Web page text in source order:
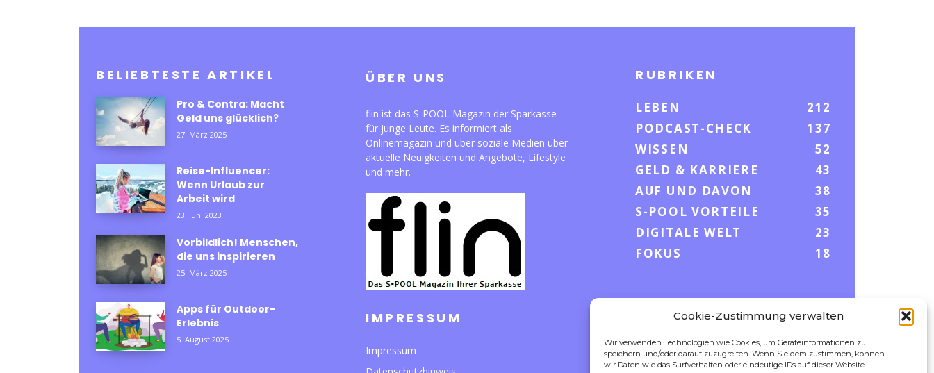
Cookie-Zustimmung verwalten
Wir verwenden Technologien wie Cookies, um Geräteinformationen zu
speichern und/oder darauf zuzugreifen. Wenn Sie dem zustimmen, können
wir Daten wie das Surfverhalten oder eindeutige IDs auf dieser Website
BELIEBTESTE ARTIKEL
Pro & Contra: Macht
Geld uns glücklich?
27. März 2025
Reise-Influencer:
Wenn Urlaub zur
Arbeit wird
23. Juni 2023
Vorbildlich! Menschen,
die uns inspirieren
25. März 2025
Apps für Outdoor-
Erlebnis
5. August 2025
ÜBER UNS
flin ist das S-POOL Magazin der Sparkasse
für junge Leute. Es informiert als
Onlinemagazin und über soziale Medien über
aktuelle Neuigkeiten und Angebote, Lifestyle
und mehr.
IMPRESSUM
Impressum
RUBRIKEN
LEBEN
212
PODCAST-CHECK
137
WISSEN
52
GELD & KARRIERE
43
AUF UND DAVON
38
S-POOL VORTEILE
35
DIGITALE WELT
23
FOKUS
18
FOLLOW US